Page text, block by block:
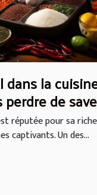
dans la
de
réputée pour sa
captivants. Un des...